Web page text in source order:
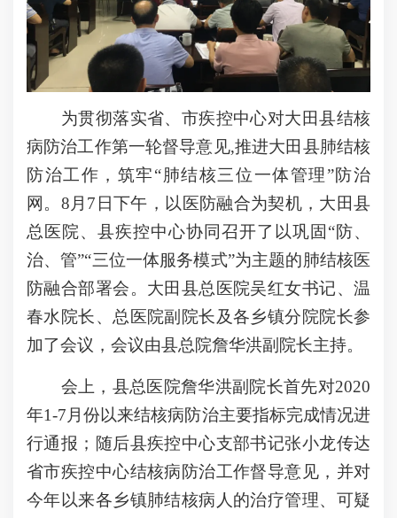
为贯彻落实省、市疾控中心对大田县结核
病防治工作第一轮督导意见,推进大田县肺结核
防治工作，筑牢“肺结核三位一体管理”防治
网。8月7日下午，以医防融合为契机，大田县
总医院、县疾控中心协同召开了以巩固“防、
治、管”“三位一体服务模式”为主题的肺结核医
防融合部署会。大田县总医院吴红女书记、温
春水院长、总医院副院长及各乡镇分院院长参
加了会议，会议由县总院詹华洪副院长主持。
会上，县总医院詹华洪副院长首先对2020
年1-7月份以来结核病防治主要指标完成情况进
行通报；随后县疾控中心支部书记张小龙传达
省市疾控中心结核病防治工作督导意见，并对
今年以来各乡镇肺结核病人的治疗管理、可疑